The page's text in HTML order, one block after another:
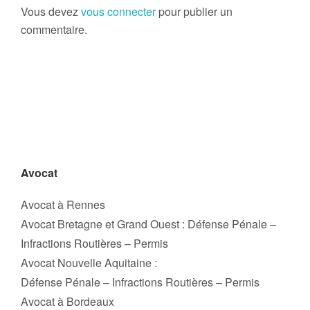
Vous devezvous connecterpour publier un
commentaire.
Avocat
Avocat à Rennes
Avocat Bretagne et Grand Ouest : Défense Pénale –
Infractions Routières – Permis
Avocat Nouvelle Aquitaine :
Défense Pénale – Infractions Routières – Permis
Avocat à Bordeaux